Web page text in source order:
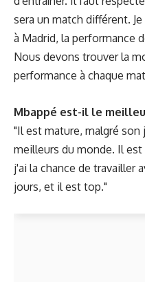
sera un match différent.
à Madrid, la performance
Nous devons trouver la
performance à chaque
Mbappé est-il le
"Il est mature, malgré son
meilleurs du monde. Il
j'ai la chance de travailler
jours, et il est top."